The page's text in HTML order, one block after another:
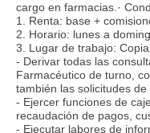
cargo en farmacias.·
1. Renta: base +
2. Horario: lunes a
3. Lugar de trabajo:
- Derivar todas las
Farmacéutico de turno,
también las solicitudes
- Ejercer funciones de
recaudación de pagos,
- Ejecutar labores de